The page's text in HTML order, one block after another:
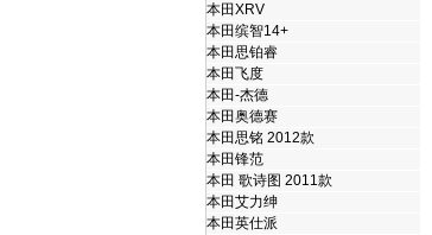
本田XRV
本田缤智14+
本田思铂睿
本田飞度
本田-杰德
本田奥德赛
本田思铭 2012款
本田锋范
本田 歌诗图 2011款
本田艾力绅
本田英仕派